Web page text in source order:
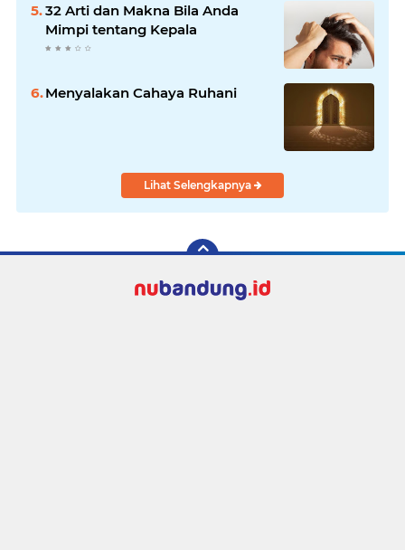
32 Arti dan Makna Bila Anda
Mimpi tentang Kepala
Menyalakan Cahaya Ruhani
Lihat Selengkapnya